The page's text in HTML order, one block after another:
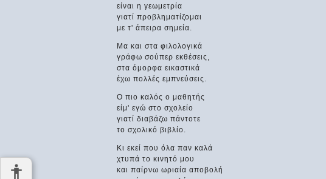
είναι η γεωμετρία
γιατί προβληματίζομαι
με τ' άπειρα σημεία.
Μα και στα φιλολογικά
γράφω σούπερ εκθέσεις,
στα όμορφα εικαστικά
έχω πολλές εμπνεύσεις.
Ο πιο καλός ο μαθητής
είμ' εγώ στο σχολείο
γιατί διαβάζω πάντοτε
το σχολικό βιβλίο.
Κι εκεί που όλα παν καλά
χτυπά το κινητό μου
και παίρνω ωριαία αποβολή